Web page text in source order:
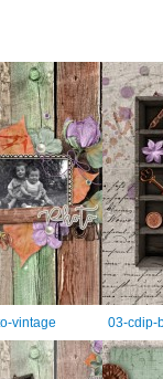
vintage 03-cdip-